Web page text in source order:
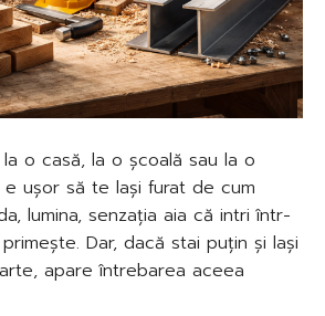
o casă, la o școală sau la o
ușor să te lași furat de cum
lumina, senzația aia că intri într-
Dar, dacă stai puțin și lași
apare întrebarea aceea